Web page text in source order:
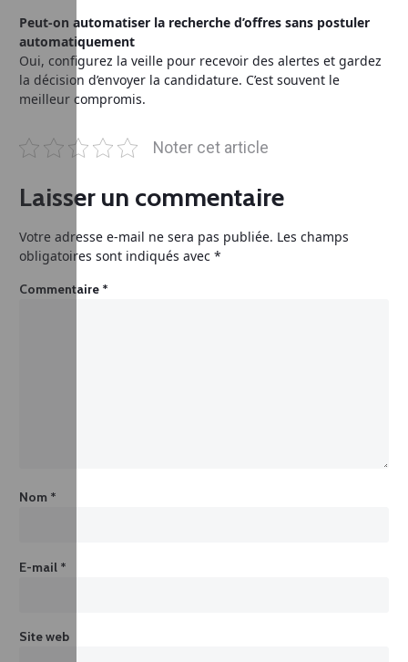
Peut‑on automatiser la recherche d’offres sans postuler
automatiquement
Oui, configurez la veille pour recevoir des alertes et gardez
la décision d’envoyer la candidature. C’est souvent le
meilleur compromis.
Noter cet article
Laisser un commentaire
Votre adresse e-mail ne sera pas publiée. Les champs
obligatoires sont indiqués avec *
Commentaire *
Nom *
E-mail *
Site web